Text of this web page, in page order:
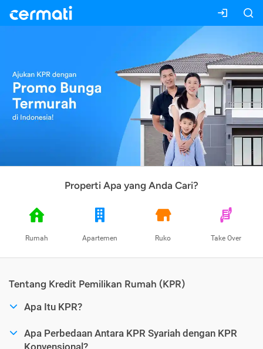
Properti Apa yang Anda Cari?
Rumah Apartemen Ruko Take Over
Tentang Kredit Pemilikan Rumah (KPR)
Apa Itu KPR?
Apa Perbedaan Antara KPR Syariah dengan KPR
Konvensional?